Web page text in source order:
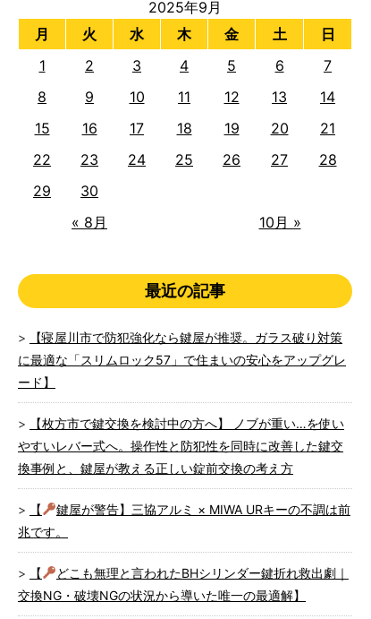
2025年9月
月
火 水 木 金 土 日
« 8月 10月 »
1 2 3 4 5 6
7
8
9 10 11 12 13
14
15
16 17 18 19 20
21
22
23 24 25 26 27
28
29
30
最近の記事
【寝屋川市で防犯強化なら鍵屋が推奨。ガラス破り対策
に最適な「スリムロック57」で住まいの安心をアップグレ
ード】
【枚方市で鍵交換を検討中の方へ】 ノブが重い…を使い
やすいレバー式へ。操作性と防犯性を同時に改善した鍵交
換事例と、鍵屋が教える正しい錠前交換の考え方
【
鍵屋が警告】三協アルミ × MIWA URキーの不調は前
兆です。
【
どこも無理と言われたBHシリンダー鍵折れ救出劇｜
交換NG・破壊NGの状況から導いた唯一の最適解】